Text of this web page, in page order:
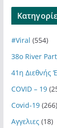
#Viral (554)
38ο River
41η Διεθνής
COVID – 19
Covid-19(266)
Αγγελιες(18)